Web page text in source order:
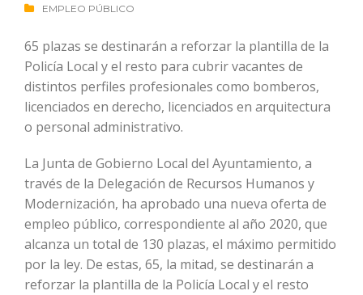
EMPLEO PÚBLICO
65 plazas se destinarán a reforzar la plantilla de la
Policía Local y el resto para cubrir vacantes de
distintos perfiles profesionales como bomberos,
licenciados en derecho, licenciados en arquitectura
o personal administrativo.
La Junta de Gobierno Local del Ayuntamiento, a
través de la Delegación de Recursos Humanos y
Modernización, ha aprobado una nueva oferta de
empleo público, correspondiente al año 2020, que
alcanza un total de 130 plazas, el máximo permitido
por la ley. De estas, 65, la mitad, se destinarán a
reforzar la plantilla de la Policía Local y el resto